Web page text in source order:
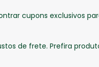
cupons exclusivos
de frete. Prefira